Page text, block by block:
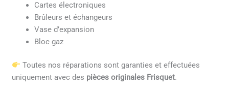
Cartes électroniques
Brûleurs et échangeurs
Vase d’expansion
Bloc gaz
Toutes nos réparations sont garanties et effectuées
uniquement avec des pièces originales Frisquet.